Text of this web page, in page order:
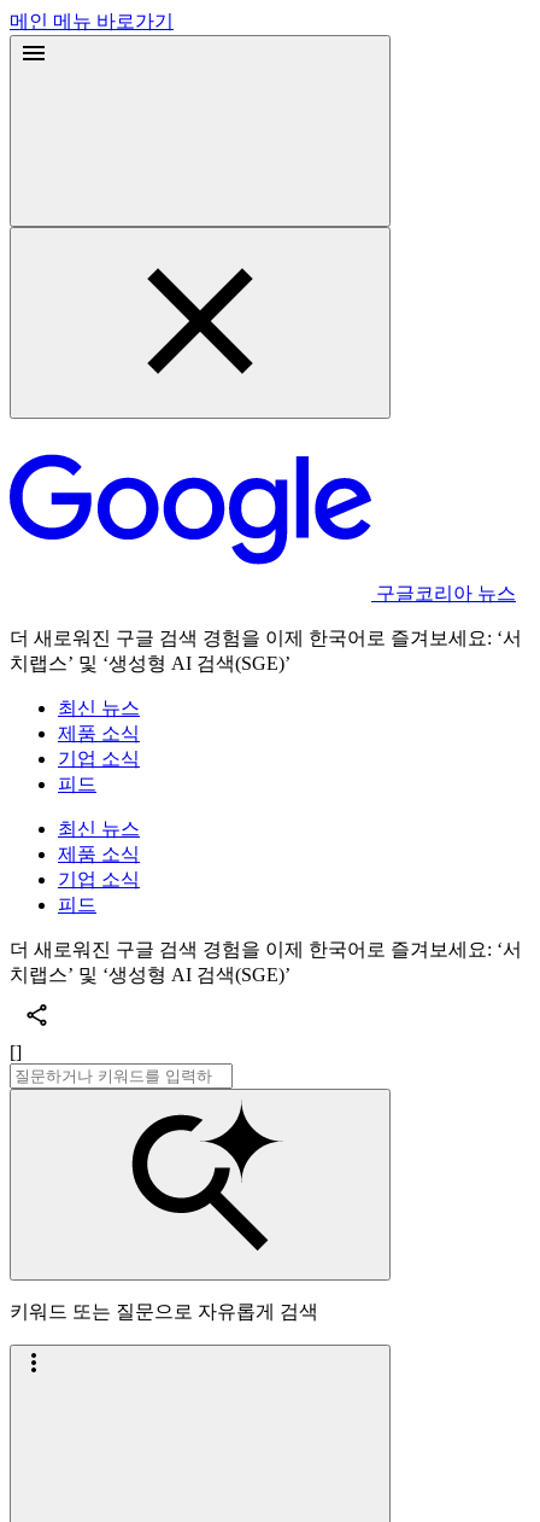
메인 메뉴 바로가기
구글코리아 뉴스
더 새로워진 구글 검색 경험을 이제 한국어로 즐겨보세요: ‘서
치랩스’ 및 ‘생성형 AI 검색(SGE)’
최신 뉴스
제품 소식
기업 소식
피드
최신 뉴스
제품 소식
기업 소식
피드
더 새로워진 구글 검색 경험을 이제 한국어로 즐겨보세요: ‘서
치랩스’ 및 ‘생성형 AI 검색(SGE)’
[]
키워드 또는 질문으로 자유롭게 검색